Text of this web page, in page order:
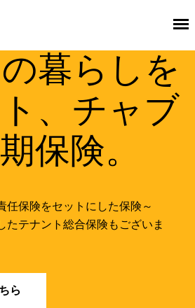
暮らしを
、チャブ
保険。
任保険をセットにした保険～
テナント総合保険もございま
ら